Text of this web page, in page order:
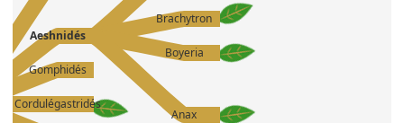
Aeshnidés
Gomphidés
Cordulégastridés
Brachytron
Boyeria
Anax